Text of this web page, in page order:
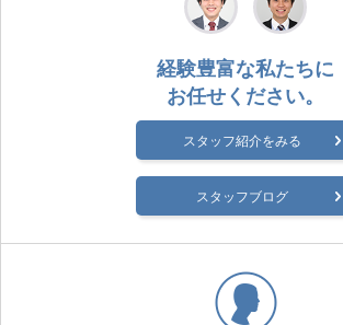
経験豊富な私たちに
お任せください。
スタッフ紹介をみる
スタッフブログ